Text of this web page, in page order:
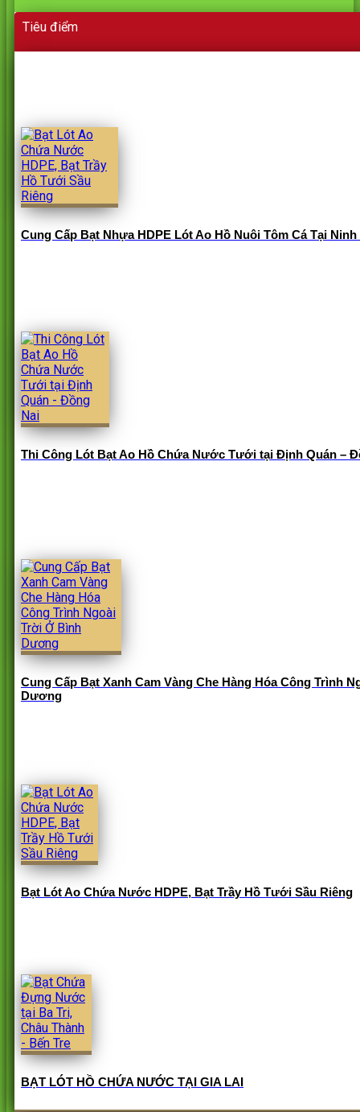
Tiêu điểm
Cung Cấp Bạt Nhựa HDPE Lót Ao Hồ Nuôi Tôm Cá Tại
Thi Công Lót Bạt Ao Hồ Chứa Nước Tưới tại Định Quán –
Cung Cấp Bạt Xanh Cam Vàng Che Hàng Hóa Công Trình
Dương
Bạt Lót Ao Chứa Nước HDPE, Bạt Trầy Hồ Tưới Sầu Riêng
BẠT LÓT HỒ CHỨA NƯỚC TẠI GIA LAI